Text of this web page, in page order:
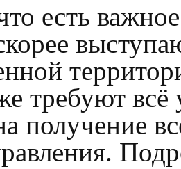
есть
требуют всё
получение